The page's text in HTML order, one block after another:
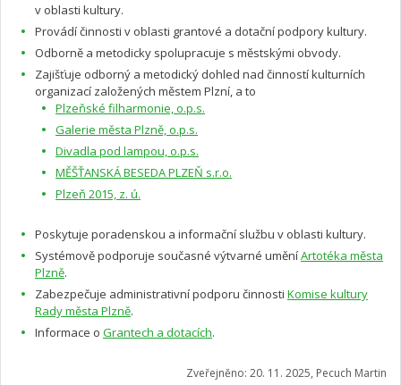
v oblasti kultury.
Provádí činnosti v oblasti grantové a dotační podpory kultury.
Odborně a metodicky spolupracuje s městskými obvody.
Zajišťuje odborný a metodický dohled nad činností kulturních
organizací založených městem Plzní, a to
Plzeňské filharmonie, o.p.s.
Galerie města Plzně, o.p.s.
Divadla pod lampou, o.p.s.
MĚŠŤANSKÁ BESEDA PLZEŇ s.r.o.
Plzeň 2015, z. ú.
Poskytuje poradenskou a informační službu v oblasti kultury.
Systémově podporuje současné výtvarné uměníArtotéka města
Plzně.
Zabezpečuje administrativní podporu činnosti Komise kultury
Rady města Plzně.
Informace o Grantech a dotacích.
Zveřejněno: 20. 11. 2025, Pecuch Martin